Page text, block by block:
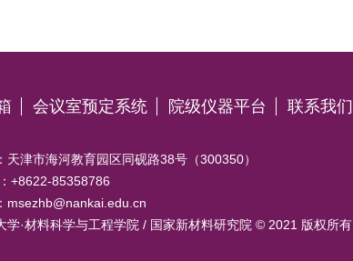
会议室预定系统 院级仪器平台 联系我们
天津市海河教育园区同砚路38号（300350）
+8622-85358786
msezhb@nankai.edu.cn
学·材料科学与工程学院 / 国家新材料研究院 © 2021 版权所有